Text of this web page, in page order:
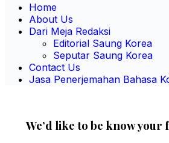
Home
About Us
Dari Meja Redaksi
Editorial Saung Korea
Seputar Saung Korea
Contact Us
Jasa Penerjemahan Bahasa
We’d like to be know your